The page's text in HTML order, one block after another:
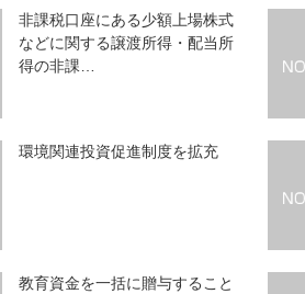
非課税口座にある少額上場株式
などに関する譲渡所得・配当所
得の非課…
環境関連投資促進制度を拡充
教育資金を一括に贈与すること